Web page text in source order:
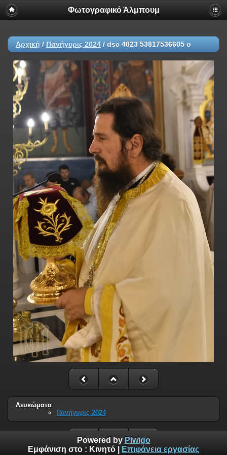
Φωτογραφικό Άλμπουμ
Αρχική / Πανήγυρις 2024 / dsc 4023 53817536605 o
Λευκώματα
Πανήγυρις 2024
Powered by Piwigo
Εμφάνιση στο : Κινητό Επιφάνεια εργασίας